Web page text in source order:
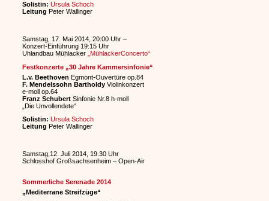
Solistin: Ursula Schoch
Leitung Peter Wallinger
Samstag, 17. Mai 2014, 20:00 Uhr –
Konzert-Einführung 19:15 Uhr
Uhlandbau Mühlacker „MühlackerConcerto“
Festkonzerte „30 Jahre Kammersinfonie“
L.v. Beethoven Egmont-Ouvertüre op.84
F. Mendelssohn Bartholdy Violinkonzert
e-moll op.64
Franz SchubertSinfonie Nr.8 h-moll
„Die Unvollendete“
Solistin: Ursula Schoch
Leitung Peter Wallinger
Samstag,12. Juli 2014, 19.30 Uhr
Schlosshof Großsachsenheim – Open-Air
Sommerliche Serenade 2014
„Mediterrane Streifzüge“